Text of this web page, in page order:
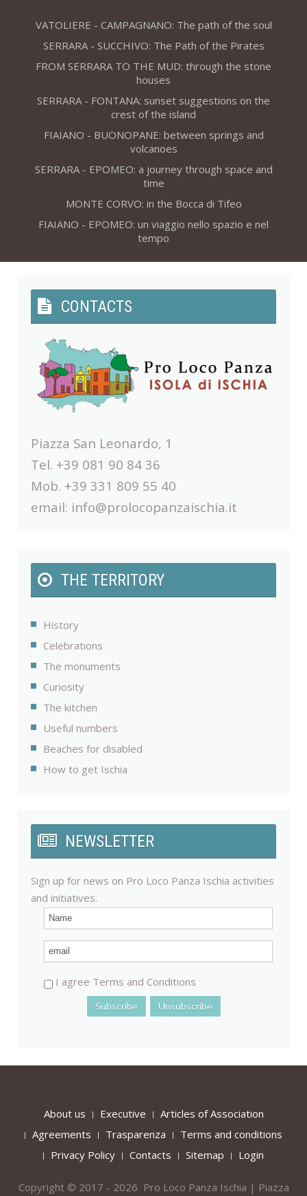
VATOLIERE - CAMPAGNANO: The path of the soul
SERRARA - SUCCHIVO: The Path of the Pirates
FROM SERRARA TO THE MUD: through the stone
houses
SERRARA - FONTANA: sunset suggestions on the
crest of the island
FIAIANO - BUONOPANE: between springs and
volcanoes
SERRARA - EPOMEO: a journey through space and
time
MONTE CORVO: in the Bocca di Tifeo
FIAIANO - EPOMEO: un viaggio nello spazio e nel
tempo
CONTACTS
Piazza San Leonardo, 1
Tel. +39 081 90 84 36
Mob. +39 331 809 55 40
email: info@prolocopanzaischia.it
THE TERRITORY
History
Celebrations
The monuments
Curiosity
The kitchen
Useful numbers
Beaches for disabled
How to get Ischia
NEWSLETTER
Sign up for news on Pro Loco Panza Ischia activities
and initiatives.
I agree Terms and Conditions
About us Executive
Articles of Association
Agreements
Trasparenza
Terms and conditions
Privacy Policy
Contacts Sitemap Login
Copyright © 2017 - 2026 Pro Loco Panza Ischia | Piazza